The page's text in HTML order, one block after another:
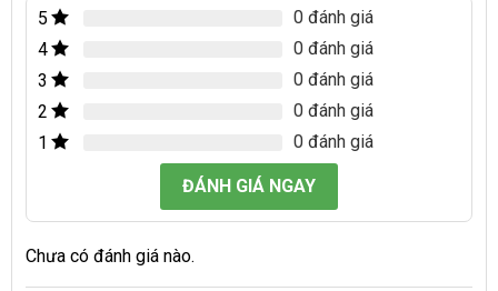
5
0 đánh giá
4
0 đánh giá
3
0 đánh giá
2
0 đánh giá
1
0 đánh giá
ĐÁNH GIÁ NGAY
Chưa có đánh giá nào.